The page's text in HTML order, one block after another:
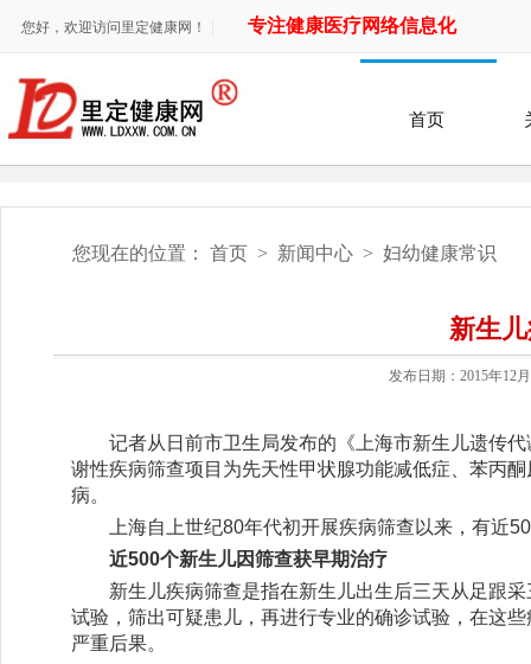
您好，欢迎访问里定健康网！ 专注健康医疗网络信息化
首页
您现在的位置： 首页 > 新闻中心 > 妇幼健康常识
新生
发布日期： 2015年12
记者从日前市卫生局发布的《上海市新生儿遗传
谢性疾病筛查项目为先天性甲状腺功能减低症、苯丙
病。
上海自上世纪80年代初开展疾病筛查以来，有近
近500个新生儿因筛查获早期治疗
新生儿疾病筛查是指在新生儿出生后三天从足跟
试验，筛出可疑患儿，再进行专业的确诊试验，在这
严重后果。